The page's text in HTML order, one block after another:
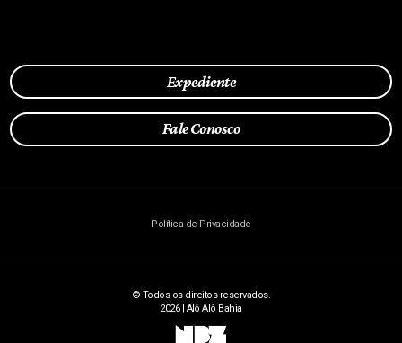
Expediente
Fale Conosco
Política de Privacidade
© Todos os direitos reservados.
2026 | Alô Alô Bahia
NBZ